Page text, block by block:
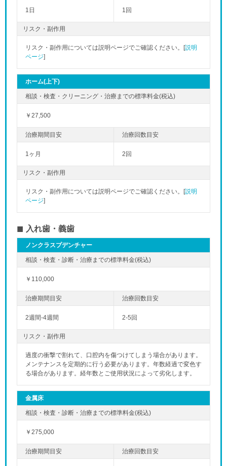
1日 1回
リスク・副作用
リスク・副作用については説明ページでご確認ください。[説明
ページ]
ホーム(上下)
￥27,500
1ヶ月 2回
リスク・副作用
リスク・副作用については説明ページでご確認ください。[説明
ページ]
入れ歯・義歯
ノンクラスプデンチャー
￥110,000
2週間-4週間 2-5回
リスク・副作用
過度の衝撃で割れて、口腔内を傷つけてしまう場合があります。
メンテナンスを定期的に行う必要があります。年数経過で変色す
る場合があります。経年数とご使用状況によって劣化します。
金属床
￥275,000